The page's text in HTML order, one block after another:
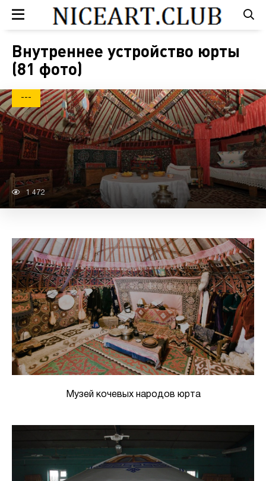
Внутреннее устройство юрты
(81 фото)
---
1 472
Музей кочевых народов юрта